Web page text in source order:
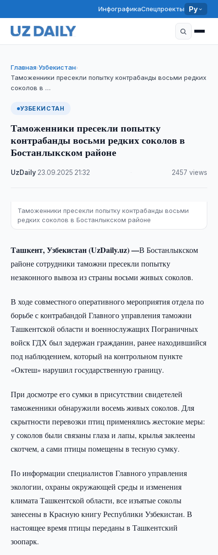
ИнфографикаСпецпроекты Ру
Главная›Узбекистан›
Таможенники пресекли попытку контрабанды восьми редких
соколов в …
УЗБЕКИСТАН
Таможенники пресекли попытку
контрабанды восьми редких соколов в
Бостанлыкском районе
UzDaily 23.09.2025 21:32 2457 views
Таможенники пресекли попытку контрабанды восьми
редких соколов в Бостанлыкском районе
Ташкент, Узбекистан (UzDaily.uz) —В Бостанлыкском
районе сотрудники таможни пресекли попытку
незаконного вывоза из страны восьми живых соколов.
В ходе совместного оперативного мероприятия отдела по
борьбе с контрабандой Главного управления таможни
Ташкентской области и военнослужащих Пограничных
войск ГДХ был задержан гражданин, ранее находившийся
под наблюдением, который на контрольном пункте
«Октеш» нарушил государственную границу.
При досмотре его сумки в присутствии свидетелей
таможенники обнаружили восемь живых соколов. Для
скрытности перевозки птиц применялись жестокие меры:
у соколов были связаны глаза и лапы, крылья заклеены
скотчем, а сами птицы помещены в тесную сумку.
По информации специалистов Главного управления
экологии, охраны окружающей среды и изменения
климата Ташкентской области, все изъятые соколы
занесены в Красную книгу Республики Узбекистан. В
настоящее время птицы переданы в Ташкентский
зоопарк.